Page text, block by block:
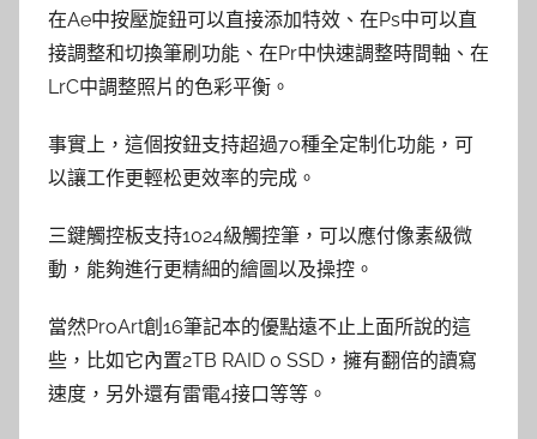
在Ae中按壓旋鈕可以直接添加特效、在Ps中可以直
接調整和切換筆刷功能、在Pr中快速調整時間軸、在
LrC中調整照片的色彩平衡。
事實上，這個按鈕支持超過70種全定制化功能，可
以讓工作更輕松更效率的完成。
三鍵觸控板支持1024級觸控筆，可以應付像素級微
動，能夠進行更精細的繪圖以及操控。
當然ProArt創16筆記本的優點遠不止上面所說的這
些，比如它內置2TB RAID 0 SSD，擁有翻倍的讀寫
速度，另外還有雷電4接口等等。